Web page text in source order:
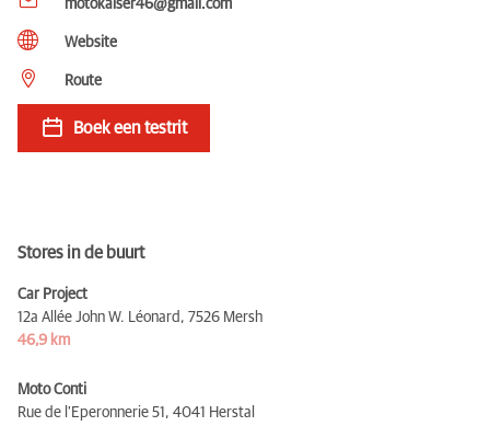
motokaiser46@gmail.com
Website
Route
Boek een testrit
Stores in de buurt
Car Project
12a Allée John W. Léonard, 7526 Mersh
46,9 km
Moto Conti
Rue de l'Eperonnerie 51, 4041 Herstal